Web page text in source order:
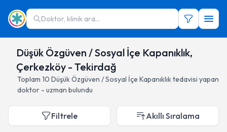
Doktor, klinik ara...
Düşük Özgüven / Sosyal İçe Kapanıklık,
Çerkezköy - Tekirdağ
Toplam 10 Düşük Özgüven / Sosyal İçe Kapanıklıktedavisi yapan
doktor - uzman bulundu
Filtrele Akıllı Sıralama